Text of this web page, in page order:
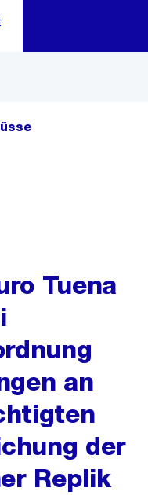
Tuena
an
der
Replik